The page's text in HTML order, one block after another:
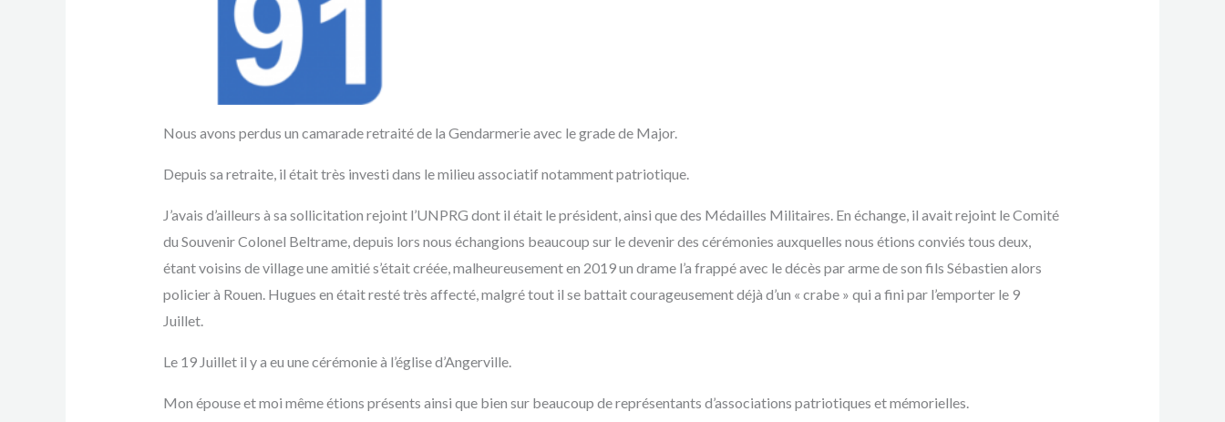
Nous avons perdus un camarade retraité de la Gendarmerie avec le grade de Major.
Depuis sa retraite, il était très investi dans le milieu associatif notamment patriotique.
J’avais d’ailleurs à sa sollicitation rejoint l’UNPRG dont il était le président, ainsi que des Médailles Militaires. En échange, il avait rejoint le Comité
du Souvenir Colonel Beltrame, depuis lors nous échangions beaucoup sur le devenir des cérémonies auxquelles nous étions conviés tous deux,
étant voisins de village une amitié s’était créée, malheureusement en 2019 un drame l’a frappé avec le décès par arme de son fils Sébastien alors
policier à Rouen. Hugues en était resté très affecté, malgré tout il se battait courageusement déjà d’un « crabe » qui a fini par l’emporter le 9
Juillet.
Le 19 Juillet il y a eu une cérémonie à l’église d’Angerville.
Mon épouse et moi même étions présents ainsi que bien sur beaucoup de représentants d’associations patriotiques et mémorielles.